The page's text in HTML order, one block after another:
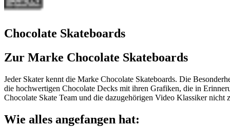
Chocolate Skateboards
Zur Marke Chocolate Skateboards
Jeder Skater kennt die Marke Chocolate Skateboards. Die
die hochwertigen Chocolate Decks mit ihren Grafiken, die in
Chocolate Skate Team und die dazugehörigen Video Klassiker nicht
Wie alles angefangen hat: